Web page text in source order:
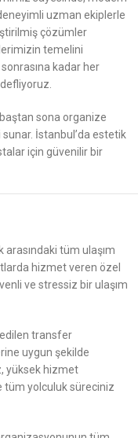
uzman ekiplerle
çözümler
temelini
kadar her
baştan sona organize
İstanbul’da estetik
için güvenilir bir
arasındaki tüm ulaşım
hizmet veren özel
ve stressiz bir ulaşım
transfer
uygun şekilde
yüksek hizmet
tüm yolculuk süreciniz